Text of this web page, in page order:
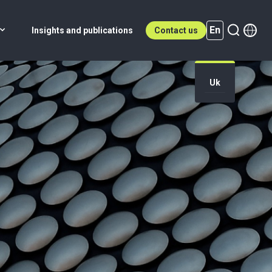
Insights and publications Contact us En
Uk
En (active)